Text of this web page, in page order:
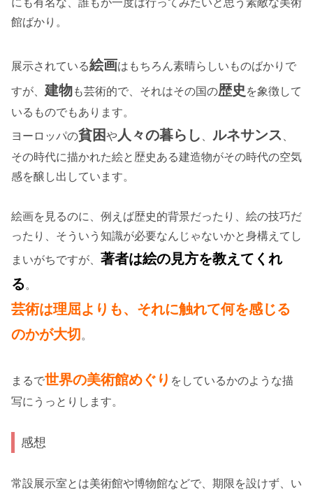
にも有名な、誰もが一度は行ってみたいと思う素敵な美術
館ばかり。
展示されている絵画はもちろん素晴らしいものばかりで
すが、 建物も芸術的で、それはその国の歴史 を象徴して
いるものでもあります。
ヨーロッパの貧困や 人々の暮らし ルネサンス
その時代に描かれた絵と歴史ある建造物がその時代の空気
感を醸し出しています。
絵画を見るのに、例えば歴史的背景だったり、絵の技巧だ
ったり、そういう知識が必要なんじゃないかと身構えてし
まいがちですが、 著者は絵の見方を教えてくれ
る。
芸術は理屈よりも、それに触れて何を感じる
のかが大切 。
まるで世界の美術館めぐり をしているかのような描
写にうっとりします。
感想
常設展示室とは美術館や博物館などで、期限を設けず、い